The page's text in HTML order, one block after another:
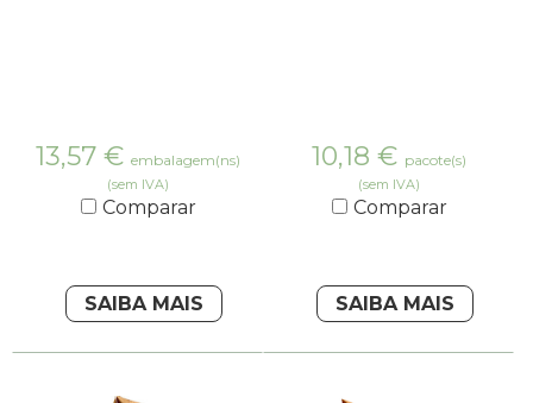
13,57 € embalagem(ns)
(sem IVA)
Comparar
SAIBA MAIS
10,18 € pacote(s)
(sem IVA)
Comparar
SAIBA MAIS